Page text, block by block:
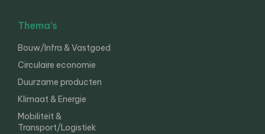
Thema’s
Bouw/Infra & Vastgoed
Circulaire economie
Duurzame producten
Klimaat & Energie
Mobiliteit &
Transport/Logistiek